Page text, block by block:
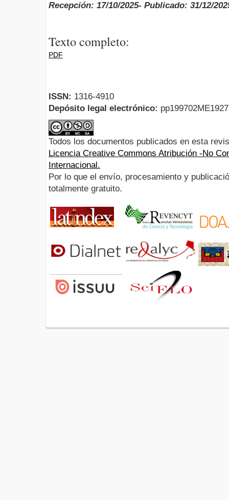
Recepción: 17/10/2025- Publicado: 31/12/
Texto completo:
PDF
ISSN: 1316-4910
Depósito legal electrónico:
Todos los documentos publicados en esta
Licencia Creative Commons Atribución -No
Internacional.
Por lo que el envío, procesamiento y
totalmente gratuito.